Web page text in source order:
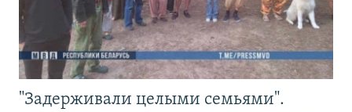
"Задерживали целыми семьями".